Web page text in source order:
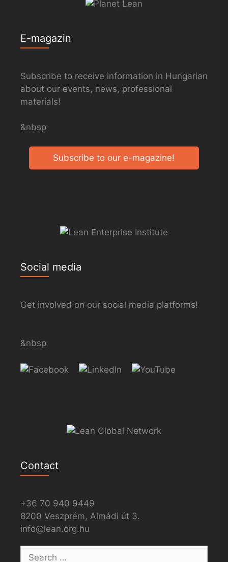
E-magazin
Subscribe to receive information in Hungarian
about our events, news, professional
materials!
&nbsp
Subscribe to our e-magazine!
Social media
Get involved on our social media platforms!
&nbsp
Contact
+36 70 940 9449
8200 Veszprém, Almádi út 3.
info@lean.org.hu